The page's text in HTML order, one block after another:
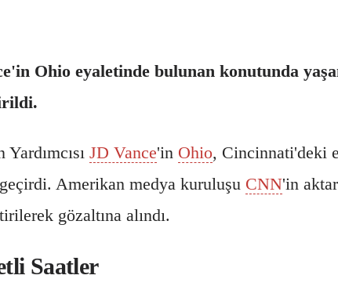
Ohio eyaletinde bulunan konutunda
JD Vance'in Ohio, Cincinnati'deki
Amerikan medya kuruluşu CNN'in
gözaltına alındı.
Saatler